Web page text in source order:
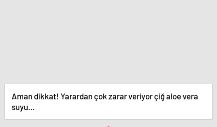
Aman dikkat! Yarardan çok zarar veriyor çiğ aloe vera
suyu…